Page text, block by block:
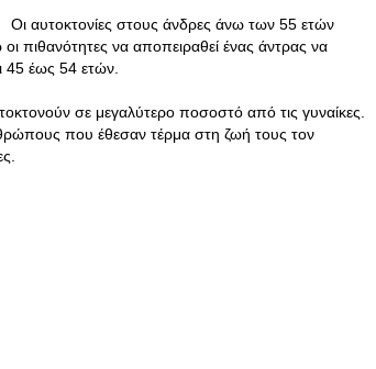
Οι αυτοκτονίες στους άνδρες άνω των 55 ετών
πιθανότητες να αποπειραθεί ένας άντρας να
45 έως 54 ετών.
σε μεγαλύτερο ποσοστό από τις γυναίκες.
που έθεσαν τέρμα στη ζωή τους τον